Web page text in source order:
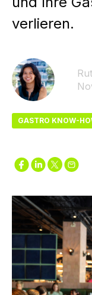
verlieren.
GASTRO KNOW-